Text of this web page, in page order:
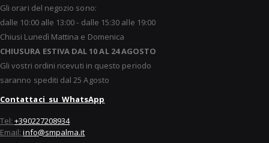
Gli orari del negozio sono:
dalle 10:00 alle 13:00 - dalle 15:30 alle 19:00
Chiusi Lunedì Mattina e Domenica
CHIUSURA ESTIVA DAL 10 AL 24 AGOSTO
Gli vostri ordini ricevuti in questo periodo
saranno spediti dal 25 Agosto
Contattaci su WhatsApp
Tel:+390227208934
Email:info@smpalma.it